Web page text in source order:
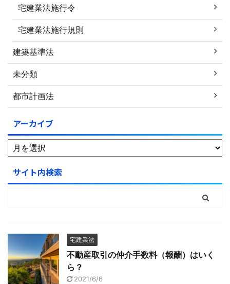
宅建業法施行令
宅建業法施行規則
建築基準法
未分類
都市計画法
アーカイブ
サイト内検索
宅建業法
不動産取引の仲介手数料（報酬）はいく
ら？
2021/6/6